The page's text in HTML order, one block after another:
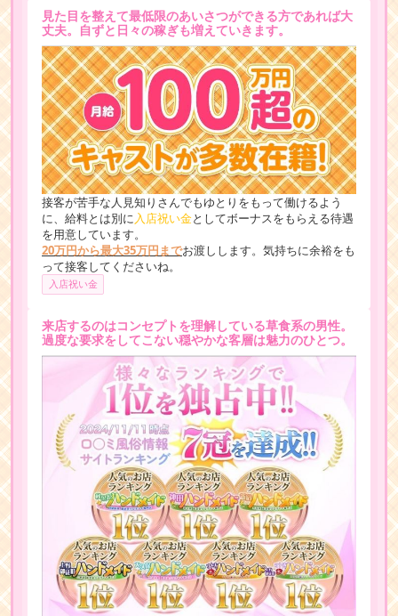
見た目を整えて最低限のあいさつができる方であれば大
丈夫。自ずと日々の稼ぎも増えていきます。
接客が苦手な人見知りさんでもゆとりをもって働けるよう
に、給料とは別に入店祝い金としてボーナスをもらえる待遇
を用意しています。
20万円から最大35万円までお渡しします。気持ちに余裕をも
って接客してくださいね。
入店祝い金
来店するのはコンセプトを理解している草食系の男性。
過度な要求をしてこない穏やかな客層は魅力のひとつ。